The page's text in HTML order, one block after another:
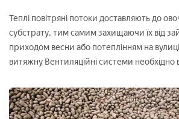
Теплі повітряні потоки доставляють до
субстрату, тим самим захищаючи їх від
приходом весни або потеплінням на
витяжну Вентиляційні системи необхідно